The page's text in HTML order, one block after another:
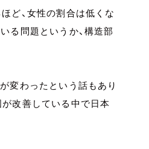
ど、女性の割合は低くな
る問題というか、構造部
変わったという話もあり
が改善している中で日本